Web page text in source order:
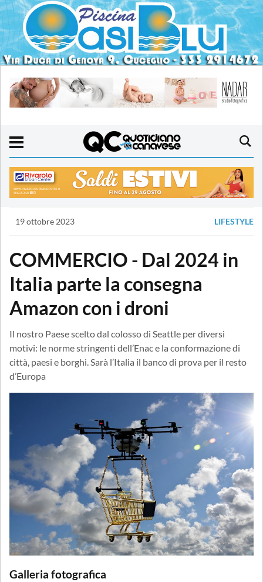
19 ottobre 2023 LIFESTYLE
COMMERCIO - Dal 2024 in
Italia parte la consegna
Amazon con i droni
Il nostro Paese scelto dal colosso di Seattle per diversi
motivi: le norme stringenti dell’Enac e la conformazione di
città, paesi e borghi. Sarà l’Italia il banco di prova per il resto
d’Europa
Galleria fotografica